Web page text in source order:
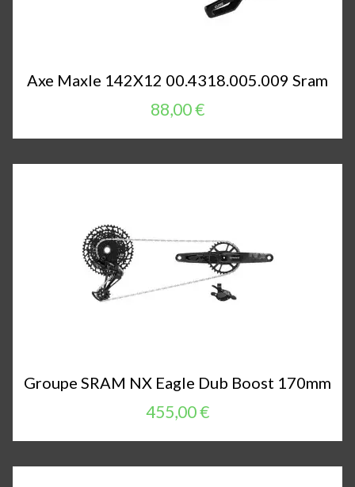
Axe Maxle 142X12 00.4318.005.009 Sram
88,00 €
Groupe SRAM NX Eagle Dub Boost 170mm
455,00 €